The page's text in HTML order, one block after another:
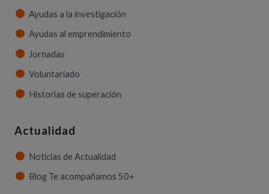
Ayudas a la investigación
Ayudas al emprendimiento
Jornadas
Voluntariado
Historias de superación
Actualidad
Noticias de Actualidad
Blog Te acompañamos 50+